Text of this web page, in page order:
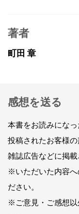
著者
町田 章
感想を送る
本書をお読みになっ
投稿されたお客様
雑誌広告などに掲載
※いただいた内容へ
ださい。
※ご意見・ご感想以